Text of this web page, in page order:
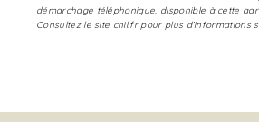
démarchage téléphonique, disponible à cette
Consultez le site cnil.fr pour plus d’informations